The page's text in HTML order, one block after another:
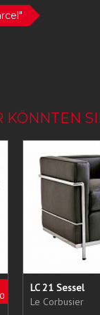
KÖNNTEN
LC 21 Sessel
Le Corbusier